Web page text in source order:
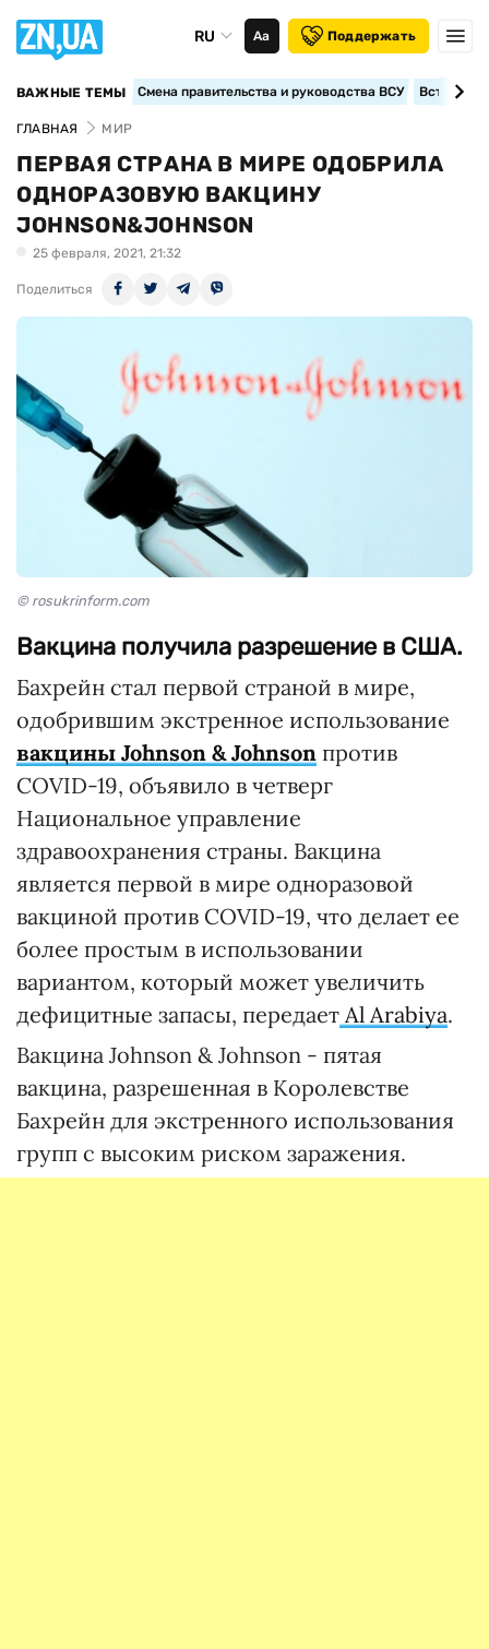
RU Аа Поддержать
ВАЖНЫЕ ТЕМЫ Смена правительства и руководства ВСУ
ГЛАВНАЯ МИР
ПЕРВАЯ СТРАНА В МИРЕ ОДОБРИЛА
ОДНОРАЗОВУЮ ВАКЦИНУ
JOHNSON&JOHNSON
25 февраля, 2021, 21:32
Поделиться
© rosukrinform.com
Вакцина получила разрешение в США.
Бахрейн стал первой страной в мире,
одобрившим экстренное использование
вакцины Johnson & Johnson против
COVID-19, объявило в четверг
Национальное управление
здравоохранения страны. Вакцина
является первой в мире одноразовой
вакциной против COVID-19, что делает ее
более простым в использовании
вариантом, который может увеличить
дефицитные запасы, передает Al Arabiya.
Вакцина Johnson & Johnson - пятая
вакцина, разрешенная в Королевстве
Бахрейн для экстренного использования
групп с высоким риском заражения.